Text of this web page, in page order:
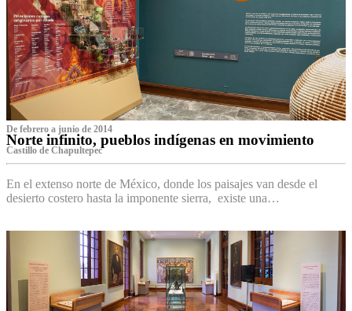
De febrero a junio de 2014
Norte infinito, pueblos indígenas en movimiento
Castillo de Chapultepec
En el extenso norte de México, donde los paisajes van desde el
desierto costero hasta la imponente sierra, existe una…